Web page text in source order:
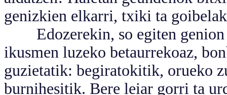
genizkien elkarri, txiki ta
Edozerekin, so egiten genion
ikusmen luzeko betaurrekoaz,
guzietatik: begiratokitik, orueko
burnihesitik. Bere leiar gorri ta